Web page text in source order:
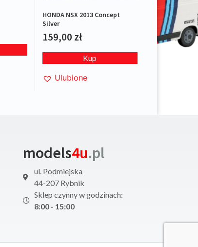
HONDA NSX 2013 Concept
Silver
159,00 zł
Kup
Ulubione
models4u.pl
ul. Podmiejska
44-207 Rybnik
Sklep czynny w godzinach:
8:00 - 15:00